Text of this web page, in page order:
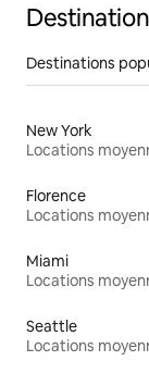
Destinations
New York
Florence
Miami
Seattle